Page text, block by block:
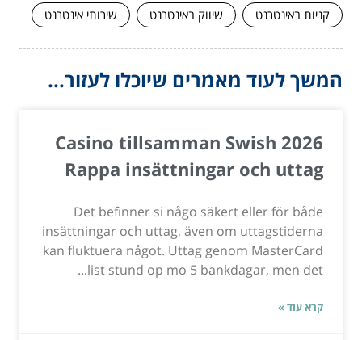
קניות באינטרנט
שיווק באינטרנט שירותי אינטרנט
המשך לעוד מאמרים שיוכלו לעזור...
Casino tillsamman Swish 2026
Rappa insättningar och uttag
Det befinner si någo säkert eller för både
insättningar och uttag, även om uttagstiderna
kan fluktuera något. Uttag genom MasterCard
list stund op mo 5 bankdagar, men det...
קרא עוד »